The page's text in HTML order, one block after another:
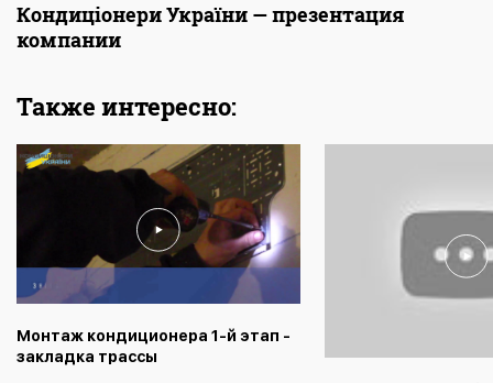
Кондиціонери України — презентация
компании
Также интересно:
Монтаж кондиционера 1-й этап -
закладка трассы